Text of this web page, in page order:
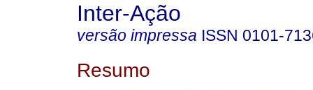
Inter-Ação
versão impressa ISSN 0101-
Resumo